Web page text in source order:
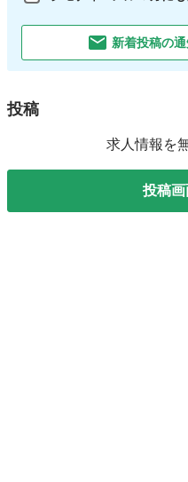
新着投稿の
投稿
求人情報を
投稿